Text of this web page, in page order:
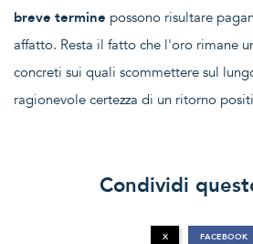
breve termine possono risultare
affatto. Resta il fatto che l'oro rimane
concreti sui quali scommettere sul
ragionevole certezza di un ritorno
Condividi
X FACEBOOK